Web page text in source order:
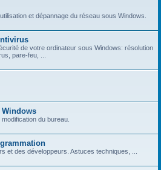
et dépannage du réseau sous Windows.
de votre ordinateur sous Windows: résolution
pare-feu, ...
du bureau.
et des développeurs. Astuces techniques, ...